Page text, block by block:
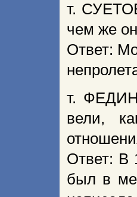
т.
чем же
Ответ:
т. ФЕДИН
вели,
Ответ: В
был в